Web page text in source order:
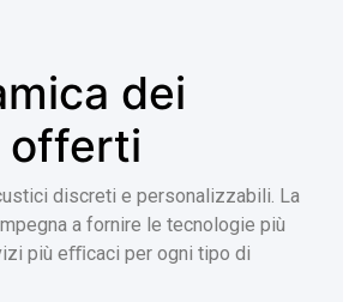
dei
offerti
discreti e personalizzabili. La
a fornire le tecnologie più
più eﬃcaci per ogni tipo di